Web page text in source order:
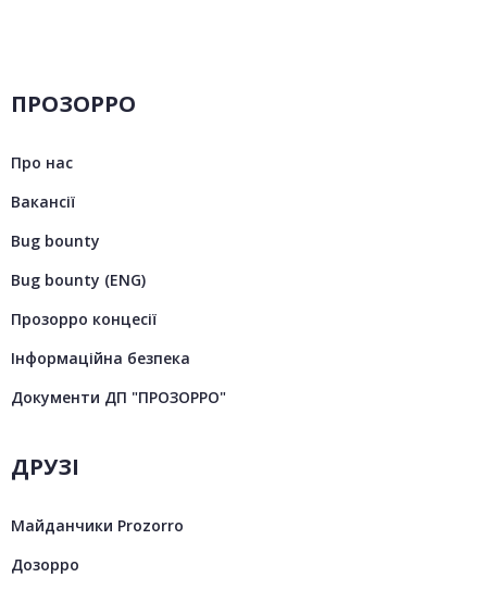
ПРОЗОРРО
Про нас
Вакансії
Bug bounty
Bug bounty (ENG)
Прозорро концесії
Інформаційна безпека
Документи ДП "ПРОЗОРРО"
ДРУЗІ
Майданчики Prozorro
Дозорро